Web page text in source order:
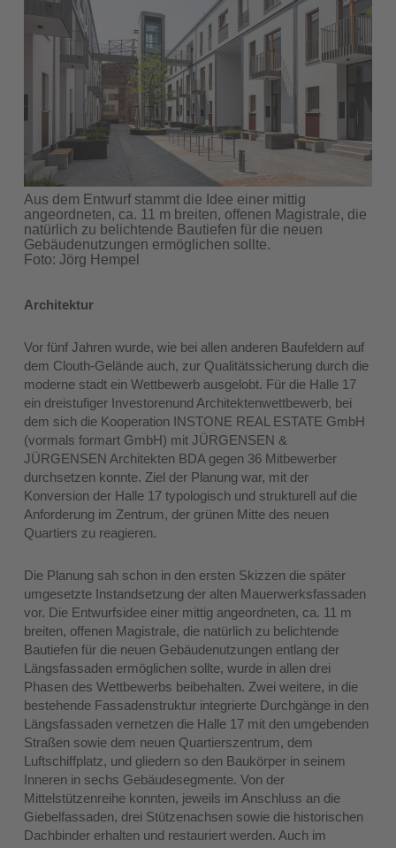
Aus dem Entwurf stammt die Idee einer mittig
angeordneten, ca. 11 m breiten, offenen Magistrale, die
natürlich zu belichtende Bautiefen für die neuen
Gebäudenutzungen ermöglichen sollte.
Foto: Jörg Hempel
Architektur
Vor fünf Jahren wurde, wie bei allen anderen Baufeldern auf
dem Clouth-Gelände auch, zur Qualitätssicherung durch die
moderne stadt ein Wettbewerb ausgelobt. Für die Halle 17
ein dreistufiger Investorenund Architektenwettbewerb, bei
dem sich die Kooperation INSTONE REAL ESTATE GmbH
(vormals formart GmbH) mit JÜRGENSEN &
JÜRGENSEN Architekten BDA gegen 36 Mitbewerber
durchsetzen konnte. Ziel der Planung war, mit der
Konversion der Halle 17 typologisch und strukturell auf die
Anforderung im Zentrum, der grünen Mitte des neuen
Quartiers zu reagieren.
Die Planung sah schon in den ersten Skizzen die später
umgesetzte Instandsetzung der alten Mauerwerksfassaden
vor. Die Entwurfsidee einer mittig angeordneten, ca. 11 m
breiten, offenen Magistrale, die natürlich zu belichtende
Bautiefen für die neuen Gebäudenutzungen entlang der
Längsfassaden ermöglichen sollte, wurde in allen drei
Phasen des Wettbewerbs beibehalten. Zwei weitere, in die
bestehende Fassadenstruktur integrierte Durchgänge in den
Längsfassaden vernetzen die Halle 17 mit den umgebenden
Straßen sowie dem neuen Quartierszentrum, dem
Luftschiffplatz, und gliedern so den Baukörper in seinem
Inneren in sechs Gebäudesegmente. Von der
Mittelstützenreihe konnten, jeweils im Anschluss an die
Giebelfassaden, drei Stützenachsen sowie die historischen
Dachbinder erhalten und restauriert werden. Auch im